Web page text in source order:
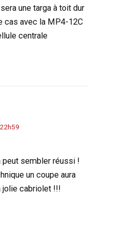
une targa à toit dur
cas avec la MP4-12C
centrale
peut sembler réussi !
un coupe aura
jolie cabriolet !!!